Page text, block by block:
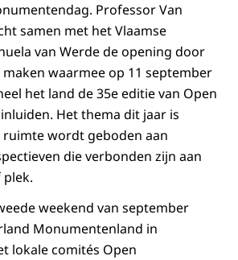
Professor Van
samen met het Vlaamse
van Werde de opening door
waarmee op 11 september
het land de 35e editie van Open
Het thema dit jaar is
ruimte wordt geboden aan
die verbonden zijn aan
weekend van september
Monumentenland in
lokale comités Open